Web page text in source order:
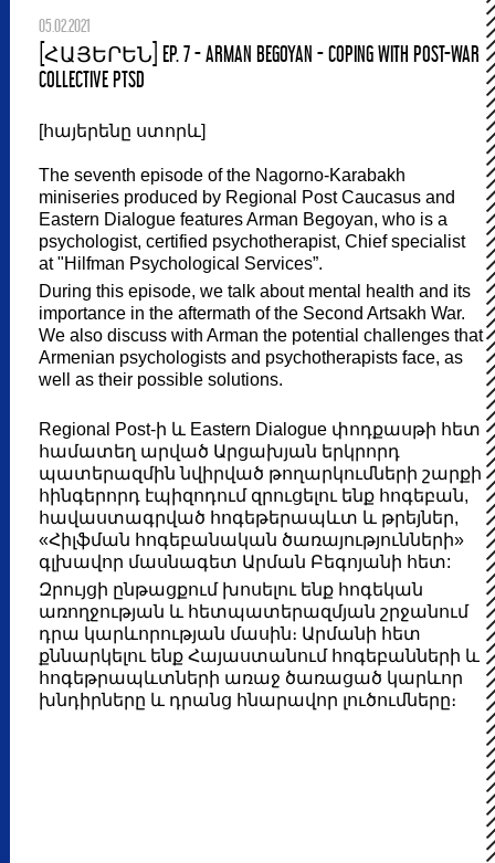
05.02.2021
[ՀԱՅԵՐԵՆ] EP. 7 - ARMAN BEGOYAN - COPING WITH POST-WAR
COLLECTIVE PTSD
[հայերենը ստորև]
The seventh episode of the Nagorno-Karabakh
miniseries produced by Regional Post Caucasus and
Eastern Dialogue features Arman Begoyan, who is a
psychologist, certified psychotherapist, Chief specialist
at "Hilfman Psychological Services”.
During this episode, we talk about mental health and its
importance in the aftermath of the Second Artsakh War.
We also discuss with Arman the potential challenges that
Armenian psychologists and psychotherapists face, as
well as their possible solutions.
Regional Post-ի և Eastern Dialogue փոդքասթի հետ
համատեղ արված Արցախյան երկրորդ
պատերազմին նվիրված թողարկումների շարքի
հինգերորդ էպիզոդում զրուցելու ենք հոգեբան,
հավաստագրված հոգեթերապևտ և թրեյներ,
«Հիլֆման հոգեբանական ծառայությունների»
գլխավոր մասնագետ Արման Բեգոյանի հետ:
Զրույցի ընթացքում խոսելու ենք հոգեկան
առողջության և հետպատերազմյան շրջանում
դրա կարևորության մասին։ Արմանի հետ
քննարկելու ենք Հայաստանում հոգեբանների և
հոգեթրապևտների առաջ ծառացած կարևոր
խնդիրները և դրանց հնարավոր լուծումները։